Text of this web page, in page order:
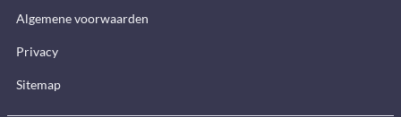
Algemene voorwaarden
Privacy
Sitemap